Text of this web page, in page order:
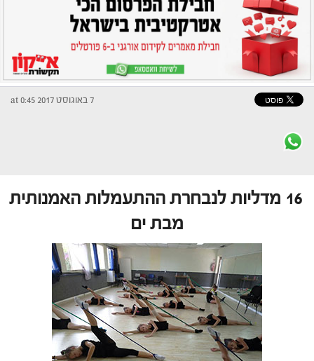
7 באוגוסט 2017 at 0:45
16 מדליות לנבחרת ההתעמלות האמנותית
מבת ים